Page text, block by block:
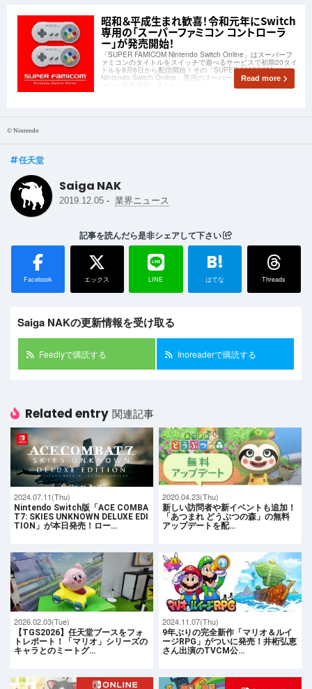
昭和＆平成生まれ歓喜！令和元年にSwitch
専用の「スーパーファミコン コントローラ
ー」が発売開始！
「SUPER FAMICOM Nintendo Switch Online」はスーパーフ
ァミコンのタイトルをスイッチで遊べるサービスで初期20タイ
トルを9月6日から配信開始！その「SUPER FAMICOM
Nintendo Switch Online」専用のスーパーファミコンコントロ
Read more
© Nintendo
任天堂
Saiga NAK
2019.12.05 - 業界ニュース
記事を読んだら是非シェアして下さい
Facebook エックス LINE
B!
はてな Threads
Saiga NAKの更新情報を受け取る
Feedlyで購読する Inoreaderで購読する
Related entry 関連記事
2024.07.11(Thu)
Nintendo Switch版「ACE COMBA
T7: SKIES UNKNOWN DELUXE EDI
TION」が本日発売！ロー…
2020.04.23(Thu)
新しい訪問者や新イベントも追加！
「あつまれ どうぶつの森」の無料
アップデートを配…
2026.02.03(Tue)
【TGS2026】任天堂ブースをフォ
トレポート！「マリオ」シリーズの
キャラとのミートグ…
2024.11.07(Thu)
9年ぶりの完全新作「マリオ＆ルイ
ージRPG」がついに発売！井桁弘恵
さん出演のTVCM公…